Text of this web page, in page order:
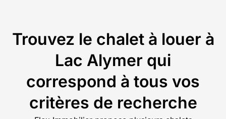
Trouvez le chalet à louer à
Lac Alymer qui
correspond à tous vos
critères de recherche